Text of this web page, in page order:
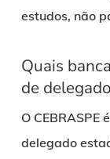
estudos, não
Quais
de
O CEBRASPE
delegado